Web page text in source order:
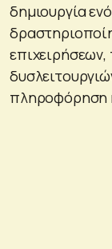
δημιουργία
πληροφόρηση